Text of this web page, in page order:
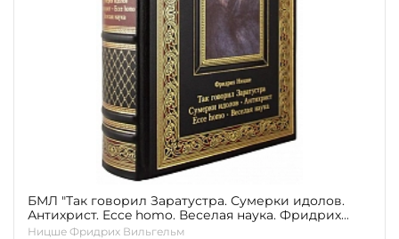
БМЛ "Так говорил Заратустра. Сумерки идолов.
Антихрист. Ecce homo. Веселая наука. Фридрих
Ницше"
Ницше Фридрих Вильгельм